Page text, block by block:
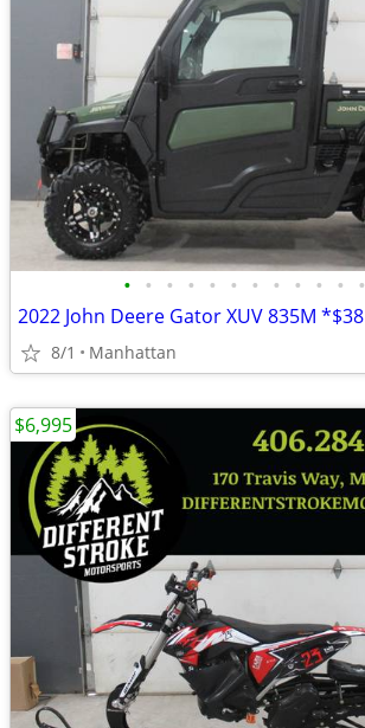
• • • • • • • • • • • •
8/1 Manhattan
$6,995